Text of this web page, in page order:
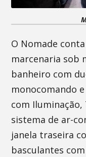
O Nomade
marcenaria sob
banheiro com
monocomando
com Iluminação,
sistema de ar-
janela traseira
basculantes